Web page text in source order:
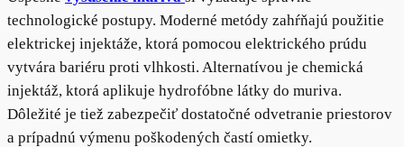
technologické postupy. Moderné metódy zahŕňajú použitie
elektrickej injektáže, ktorá pomocou elektrického prúdu
vytvára bariéru proti vlhkosti. Alternatívou je chemická
injektáž, ktorá aplikuje hydrofóbne látky do muriva.
Dôležité je tiež zabezpečiť dostatočné odvetranie priestorov
a prípadnú výmenu poškodených častí omietky.